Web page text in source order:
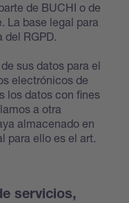
de BUCHI o de
La base legal para
del RGPD.
sus datos para el
electrónicos de
los datos con fines
a otra
almacenado en
para ello es el art.
servicios,